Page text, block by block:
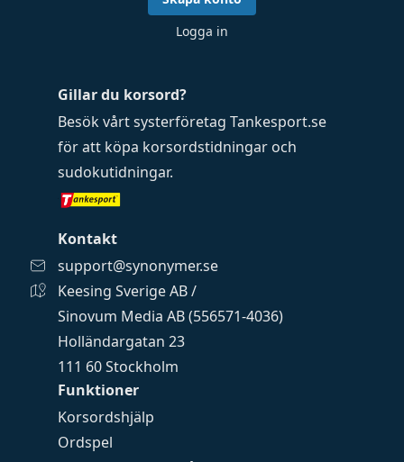
Funktioner
Korsordshjälp
Ordspel
Gillar du korsord?
Besök vårt systerföretag Tankesport.se
för att köpa korsordstidningar och
sudokutidningar.
Kontakt
support@synonymer.se
Keesing Sverige AB /
Sinovum Media AB (556571-4036)
Holländargatan 23
111 60 Stockholm
Logga in